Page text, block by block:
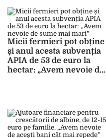
adeverințele. E strigător
la cer!”
Micii fermieri pot obține
și anul acesta subvenția
APIA de 53 de euro la
hectar: „Avem nevoie de